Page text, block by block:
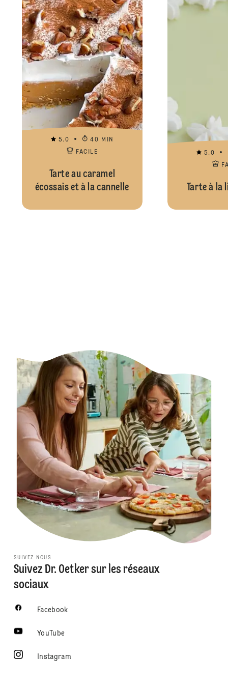
5.0
40 MIN
FACILE
Tarte au caramel
écossais et à la cannelle
5.0
Tarte à la
SUIVEZ NOUS
Suivez Dr. Oetker sur les réseaux
sociaux
Facebook
YouTube
Instagram